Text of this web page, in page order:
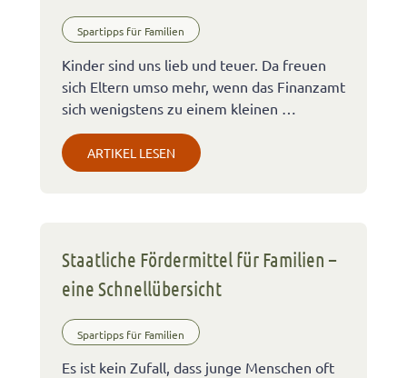
Spartipps für Familien
Kinder sind uns lieb und teuer. Da freuen
sich Eltern umso mehr, wenn das Finanzamt
sich wenigstens zu einem kleinen …
ARTIKEL LESEN
Staatliche Fördermittel für Familien –
eine Schnellübersicht
Spartipps für Familien
Es ist kein Zufall, dass junge Menschen oft